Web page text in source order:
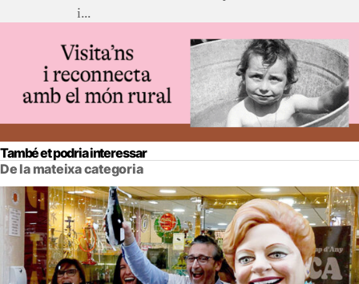
i...
També et podria interessar
De la mateixa categoria